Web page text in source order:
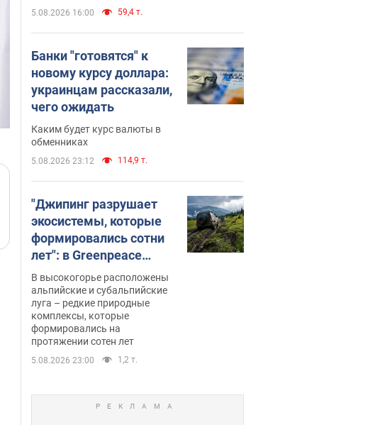
5.08.2026 16:00 59,4 т.
Банки "готовятся" к
новому курсу доллара:
украинцам рассказали,
чего ожидать
Каким будет курс валюты в
обменниках
5.08.2026 23:12 114,9 т.
"Джипинг разрушает
экосистемы, которые
формировались сотни
лет": в Greenpeace
забили тревогу
В высокогорье расположены
альпийские и субальпийские
луга – редкие природные
комплексы, которые
формировались на
протяжении сотен лет
5.08.2026 23:00 1,2 т.